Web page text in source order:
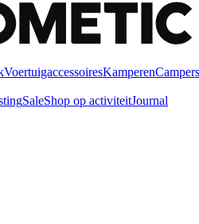
VoertuigaccessoiresKamperenCampers
SaleShop op activiteitJournal